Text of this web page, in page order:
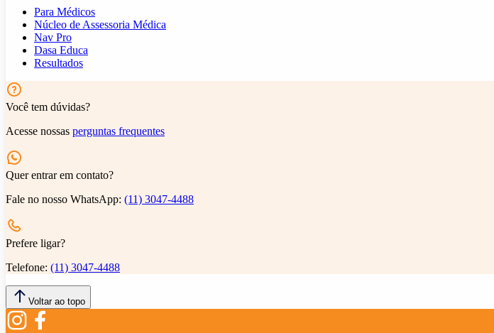
Para Médicos
Núcleo de Assessoria Médica
Nav Pro
Dasa Educa
Resultados
Você tem dúvidas?
Acesse nossas perguntas frequentes
Quer entrar em contato?
Fale no nosso WhatsApp: (11) 3047-4488
Prefere ligar?
Telefone: (11) 3047-4488
Voltar ao topo